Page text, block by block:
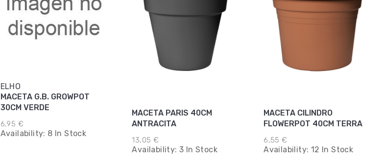
ELHO
MACETA G.B. GROWPOT
30CM VERDE
6,95 €
Availability: 8 In Stock
MACETA PARIS 40CM
ANTRACITA
13,05 €
Availability: 3 In Stock
MACETA CILINDRO
FLOWERPOT 40CM TERRA
6,55 €
Availability: 12 In Stock